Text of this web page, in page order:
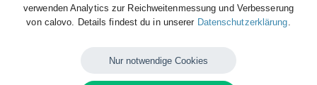
verwenden Analytics zur Reichweitenmessung und Verbesserung
von calovo. Details findest du in unserer Datenschutzerklärung
Nur notwendige Cookies